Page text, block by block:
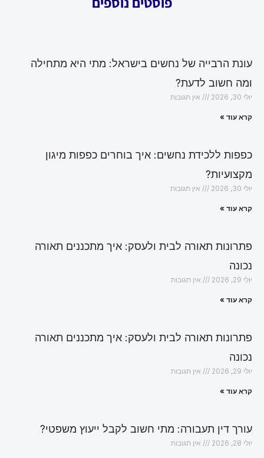
עונת הרבייה של נחשים בישראל: מתי היא מתחילה
ומה חשוב לדעת?
יולי 30, 2026 אין תגובות
קרא עוד »
כפפות ללכידת נחשים: איך בוחרים כפפות מיגון
מקצועיות?
יולי 30, 2026 אין תגובות
קרא עוד »
פתרונות תאורה לבית ולעסק: איך מתכננים תאורה
נכונה
יולי 29, 2026 אין תגובות
קרא עוד »
פתרונות תאורה לבית ולעסק: איך מתכננים תאורה
נכונה
יולי 29, 2026 אין תגובות
קרא עוד »
עורך דין תעבורה: מתי חשוב לקבל ייעוץ משפטי?
יולי 28, 2026 אין תגובות